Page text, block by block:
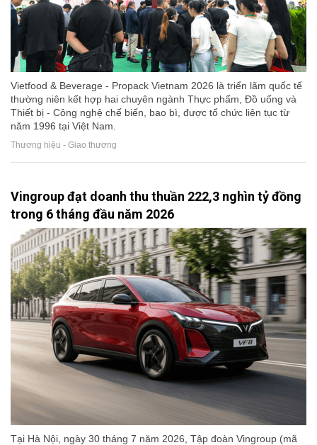
Vietfood & Beverage - Propack Vietnam 2026 là triển lãm quốc tế
thường niên kết hợp hai chuyên ngành Thực phẩm, Đồ uống và
Thiết bị - Công nghệ chế biến, bao bì, được tổ chức liên tục từ
năm 1996 tại Việt Nam.
Thương hiệu - Giao thương
Vingroup đạt doanh thu thuần 222,3 nghìn tỷ đồng
trong 6 tháng đầu năm 2026
Tại Hà Nội, ngày 30 tháng 7 năm 2026, Tập đoàn Vingroup (mã